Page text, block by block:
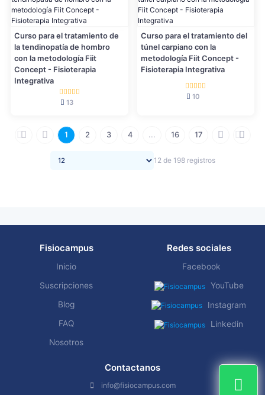
Curso para el tratamiento de
la tendinopatía de hombro
con la metodología Fiit
Concept - Fisioterapia
Integrativa
13
Curso para el tratamiento del
túnel carpiano con la
metodología Fiit Concept -
Fisioterapia Integrativa
10
1 2 3 4 ... 16 17
12 de 198 registros
Fisiocampus
Inicio
Suscripciones
Blog
FAQ
Nosotros
Redes sociales
Facebook
YouTube
Instagram
Linkedin
Contactanos
info@fisiocampus.com